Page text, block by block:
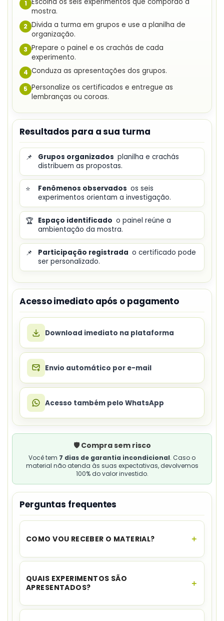
1
mostra.
2 Divida a turma em grupos e use a planilha de
organização.
3 Prepare o painel e os crachás de cada
experimento.
4 Conduza as apresentações dos grupos.
5 Personalize os certificados e entregue as
lembranças ou coroas.
Resultados para a sua turma
📌 Grupos organizados planilha e crachás
distribuem as propostas.
⭐ Fenômenos observados os seis
experimentos orientam a investigação.
🏆 Espaço identificado o painel reúne a
ambientação da mostra.
📌 Participação registrada o certificado pode
ser personalizado.
Acesso imediato após o pagamento
Download imediato na plataforma
Envio automático por e-mail
Acesso também pelo WhatsApp
🛡️ Compra sem risco
Você tem 7 dias de garantia incondicional. Caso o
material não atenda às suas expectativas, devolvemos
100% do valor investido.
Perguntas frequentes
COMO VOU RECEBER O MATERIAL?
O acesso é instantâneo.Assim que o
para download no seu e-mail e no WhatsApp,
além de ficar disponível na sua área de cliente.
QUAIS EXPERIMENTOS SÃO
APRESENTADOS?
A fonte citavulcão, cores que se movem,